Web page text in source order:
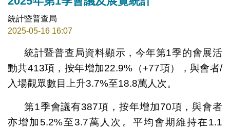
統計暨普查局
2025-05-16 16:07
統計暨普查局資料顯示，今年第1季的會展活
動共413項，按年增加22.9%（+77項），與會者/
入場觀眾數目上升3.7%至18.8萬人次。
第1季會議有387項，按年增加70項，與會者
亦增加5.2%至3.7萬人次。平均會期維持在1.1